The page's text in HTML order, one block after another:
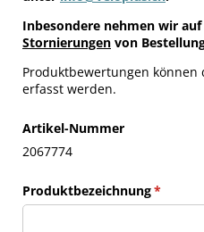
Inbesondere nehmen wir auf
Stornierungen von
Produktbewertungen
erfasst werden.
Artikel-Nummer
2067774
Produktbezeichnung*